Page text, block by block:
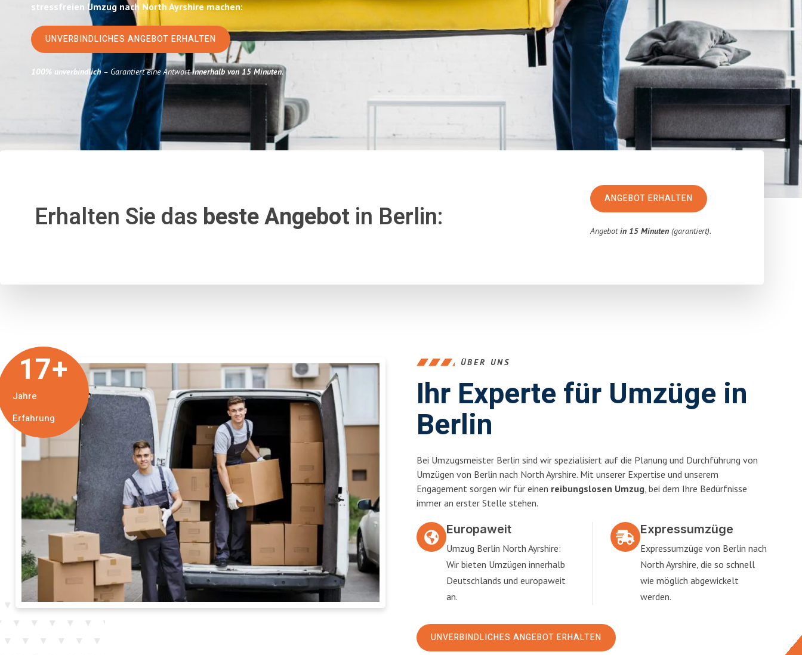
stressfreien Umzug nach North Ayrshire machen:
UNVERBINDLICHES ANGEBOT ERHALTEN
100% unverbindlich– Garantiert eine Antwortinnerhalb von 15 Minuten.
Erhalten Sie das beste Angebot in Berlin:
ANGEBOT ERHALTEN
Angebotin 15 Minuten (garantiert).
Jahre
Erfahrung
17+ ÜBER UNS
Ihr Experte für Umzüge in
Berlin
Bei Umzugsmeister Berlin sind wir spezialisiert auf die Planung und Durchführung von
Umzügen von Berlin nach North Ayrshire. Mit unserer Expertise und unserem
Engagement sorgen wir für einen reibungslosen Umzug, bei dem Ihre Bedürfnisse
immer an erster Stelle stehen.
Europaweit
Umzug Berlin North Ayrshire:
Wir bieten Umzügen innerhalb
Deutschlands und europaweit
an.
Expressumzüge
Expressumzüge von Berlin nach
North Ayrshire, die so schnell
wie möglich abgewickelt
werden.
UNVERBINDLICHES ANGEBOT ERHALTEN